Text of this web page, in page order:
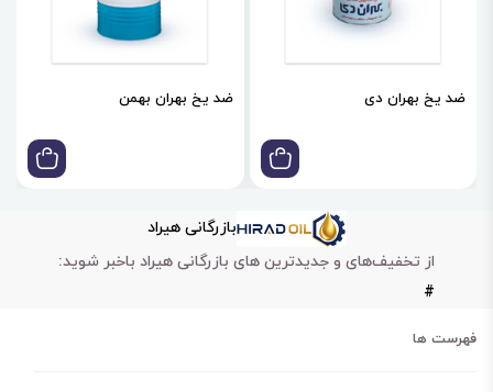
ضد یخ بهران دی ضد یخ بهران بهمن
بازرگانی هیراد
از تخفیف‌های و جدیدترین های بازرگانی هیراد باخبر شوید:
#
فهرست ها